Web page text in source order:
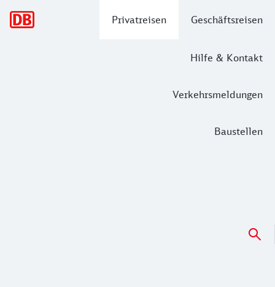
Privatreisen Geschäftsreisen
Hilfe & Kontakt
Verkehrsmeldungen
Baustellen